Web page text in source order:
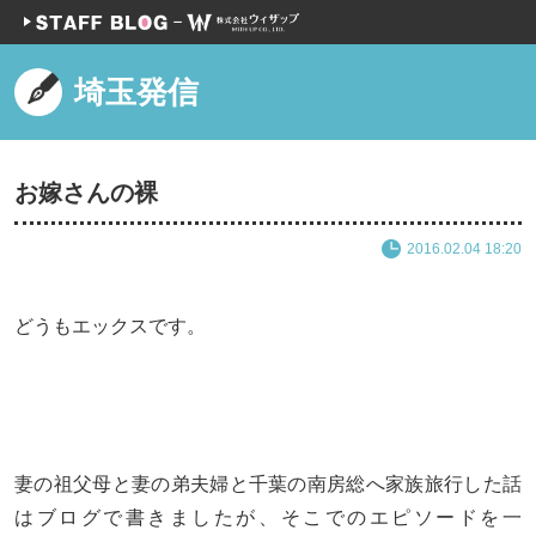
埼玉発信
お嫁さんの裸
2016.02.04 18:20
どうもエックスです。
妻の祖父母と妻の弟夫婦と千葉の南房総へ家族旅行した話
はブログで書きましたが、そこでのエピソードを一